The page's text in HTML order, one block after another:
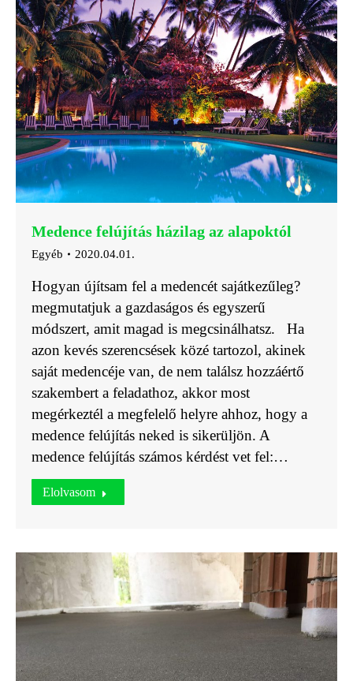
Medence felújítás házilag az alapoktól
Egyéb 2020.04.01.
Hogyan újítsam fel a medencét sajátkezűleg?
megmutatjuk a gazdaságos és egyszerű
módszert, amit magad is megcsinálhatsz. Ha
azon kevés szerencsések közé tartozol, akinek
saját medencéje van, de nem találsz hozzáértő
szakembert a feladathoz, akkor most
megérkeztél a megfelelő helyre ahhoz, hogy a
medence felújítás neked is sikerüljön. A
medence felújítás számos kérdést vet fel:…
Elolvasom